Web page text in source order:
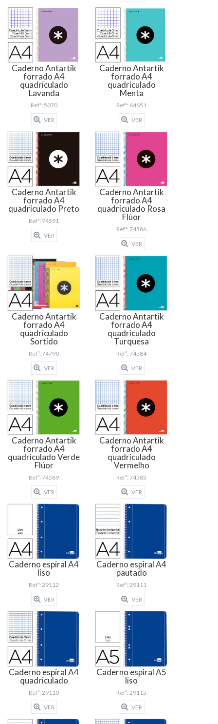
Caderno Antartik
forrado A4
quadriculado
Lavanda
Refª: 5070
VER
Caderno Antartik
forrado A4
quadriculado
Menta
Refª: 64651
VER
Caderno Antartik
forrado A4
quadriculado Preto
Refª: 74591
VER
Caderno Antartik
forrado A4
quadriculado Rosa
Flúor
Refª: 74586
VER
Caderno Antartik
forrado A4
quadriculado
Sortido
Refª: 74790
VER
Caderno Antartik
forrado A4
quadriculado
Turquesa
Refª: 74584
VER
Caderno Antartik
forrado A4
quadriculado Verde
Flúor
Refª: 74589
VER
Caderno Antartik
forrado A4
quadriculado
Vermelho
Refª: 74583
VER
Caderno espiral A4
liso
Refª: 29112
VER
Caderno espiral A4
pautado
Refª: 29111
VER
Caderno espiral A4
quadriculado
Refª: 29110
VER
Caderno espiral A5
liso
Refª: 29115
VER